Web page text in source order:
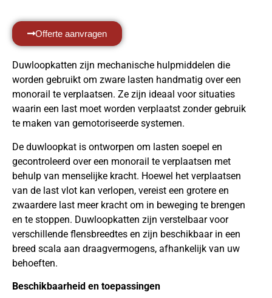
Offerte aanvragen
Duwloopkatten zijn mechanische hulpmiddelen die
worden gebruikt om zware lasten handmatig over een
monorail te verplaatsen. Ze zijn ideaal voor situaties
waarin een last moet worden verplaatst zonder gebruik
te maken van gemotoriseerde systemen.
De duwloopkat is ontworpen om lasten soepel en
gecontroleerd over een monorail te verplaatsen met
behulp van menselijke kracht. Hoewel het verplaatsen
van de last vlot kan verlopen, vereist een grotere en
zwaardere last meer kracht om in beweging te brengen
en te stoppen. Duwloopkatten zijn verstelbaar voor
verschillende flensbreedtes en zijn beschikbaar in een
breed scala aan draagvermogens, afhankelijk van uw
behoeften.
Beschikbaarheid en toepassingen